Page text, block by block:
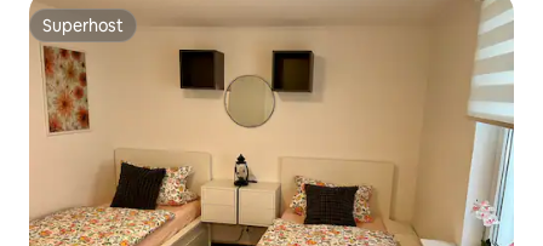
Superhost
Superhost